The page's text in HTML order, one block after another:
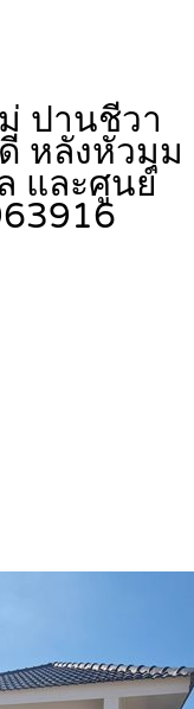
ปานชีวา
หลังหัวมุม
และศูนย์